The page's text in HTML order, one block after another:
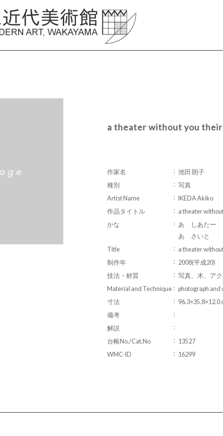
a theater without you
作家名
池田 朗子
種別
写真
Artist Name
IKEDA Akiko
作品タイトル
a theater
かな
あ しあたー
あ さいと
Title
a theater
制作年
2008(平成20)
技法・材質
写真、木、ア
Material and Technique
photograph and
寸法
96.3×35.8×12.0
備考
解説
台帳No./Cat.No
13527
WMC-ID
16299